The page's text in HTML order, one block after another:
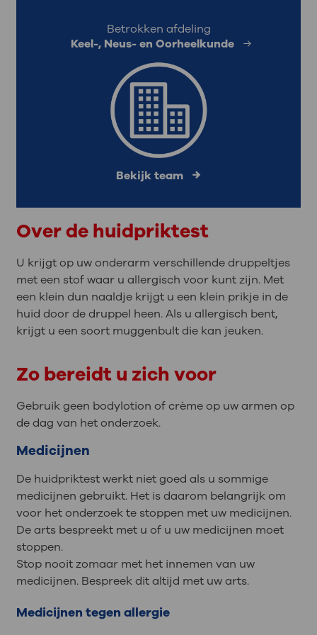
Betrokken afdeling
Keel-, Neus- en Oorheelkunde
Bekijk team
Over de huidpriktest
U krijgt op uw onderarm verschillende druppeltjes
met een stof waar u allergisch voor kunt zijn. Met
een klein dun naaldje krijgt u een klein prikje in de
huid door de druppel heen. Als u allergisch bent,
krijgt u een soort muggenbult die kan jeuken.
Zo bereidt u zich voor
Gebruik geen bodylotion of crème op uw armen op
de dag van het onderzoek.
Medicijnen
De huidpriktest werkt niet goed als u sommige
medicijnen gebruikt. Het is daarom belangrijk om
voor het onderzoek te stoppen met uw medicijnen.
De arts bespreekt met u of u uw medicijnen moet
stoppen.
Stop nooit zomaar met het innemen van uw
medicijnen. Bespreek dit altijd met uw arts.
Medicijnen tegen allergie